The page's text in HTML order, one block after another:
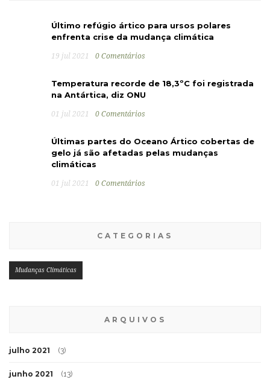
Último refúgio ártico para ursos polares
enfrenta crise da mudança climática
19 jul 2021 0 Comentários
Temperatura recorde de 18,3ºC foi registrada
na Antártica, diz ONU
01 jul 2021 0 Comentários
Últimas partes do Oceano Ártico cobertas de
gelo já são afetadas pelas mudanças
climáticas
01 jul 2021 0 Comentários
CATEGORIAS
Mudanças Climáticas
ARQUIVOS
julho 2021 (3)
junho 2021 (13)